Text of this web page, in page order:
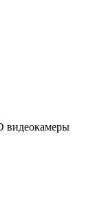
видеокамеры